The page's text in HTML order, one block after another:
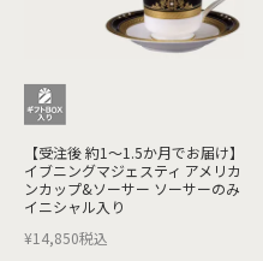
【受注後 約1～1.5か月でお届け】
イブニングマジェスティ アメリカ
ンカップ&ソーサー ソーサーのみ
イニシャル入り
¥14,850税込